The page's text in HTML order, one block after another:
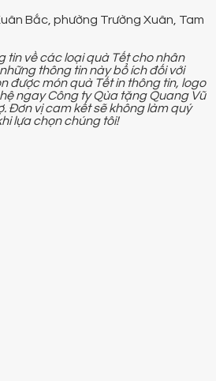
Bắc, phường Trường Xuân, Tam
tin về các loại quà Tết cho nhân
thông tin này bổ ích đối với
được món quà Tết in thông tin, logo
ngay Công ty Qùa tặng Quang Vũ
Đơn vị cam kết sẽ không làm quý
lựa chọn chúng tôi!